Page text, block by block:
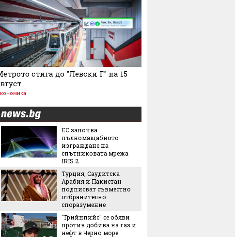
стига до "Левски Г" на 15
ЕС започва
пълномащабното
изграждане на
спътниковата мрежа
IRIS 2
Турция, Саудитска
Арабия и Пакистан
подписват съвместно
отбранително
споразумение
"Грийнпийс" се обяви
против добива на газ и
нефт в Черно море